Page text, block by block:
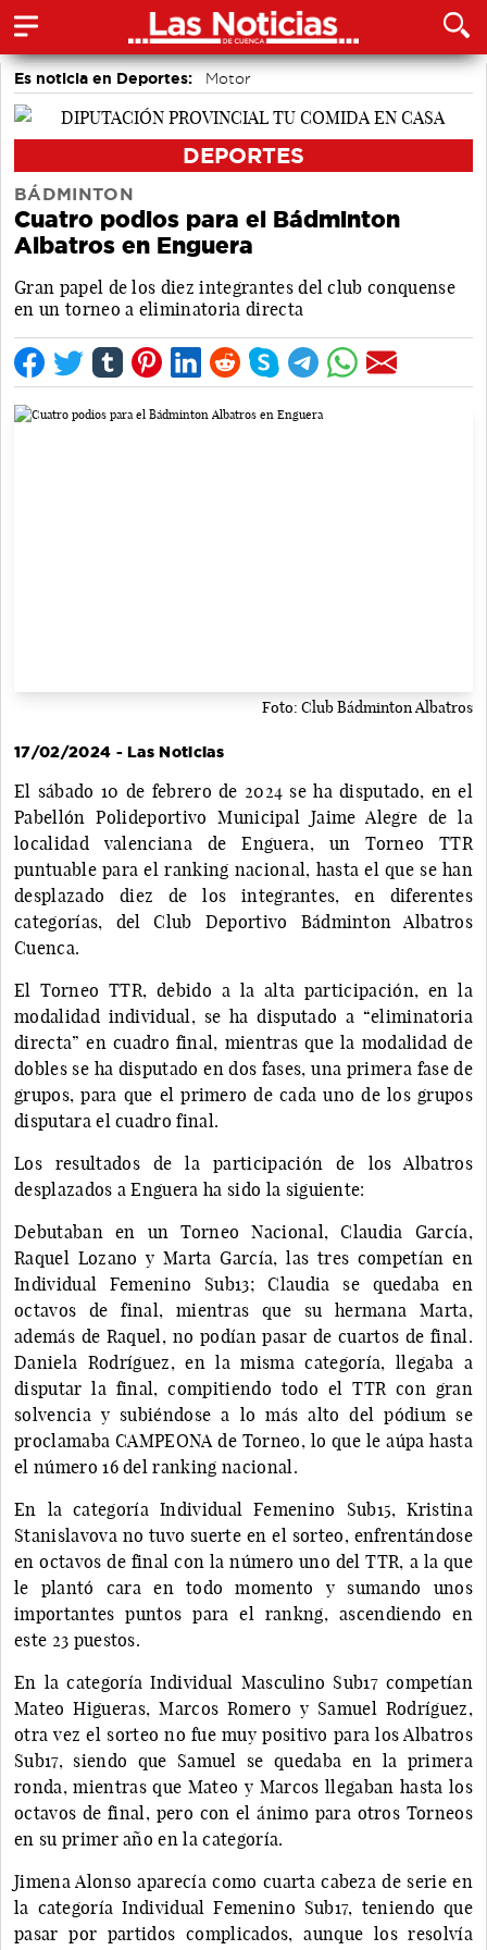
Es noticia en Deportes: Motor
DEPORTES
BÁDMINTON
Cuatro podios para el Bádminton
Albatros en Enguera
Gran papel de los diez integrantes del club conquense
en un torneo a eliminatoria directa
Foto: Club Bádminton Albatros
17/02/2024 - Las Noticias
El sábado 10 de febrero de 2024 se ha disputado, en el
Pabellón Polideportivo Municipal Jaime Alegre de la
localidad valenciana de Enguera, un Torneo TTR
puntuable para el ranking nacional, hasta el que se han
desplazado diez de los integrantes, en diferentes
categorías, del Club Deportivo Bádminton Albatros
Cuenca.
El Torneo TTR, debido a la alta participación, en la
modalidad individual, se ha disputado a “eliminatoria
directa” en cuadro final, mientras que la modalidad de
dobles se ha disputado en dos fases, una primera fase de
grupos, para que el primero de cada uno de los grupos
disputara el cuadro final.
Los resultados de la participación de los Albatros
desplazados a Enguera ha sido la siguiente:
Debutaban en un Torneo Nacional, Claudia García,
Raquel Lozano y Marta García, las tres competían en
Individual Femenino Sub13; Claudia se quedaba en
octavos de final, mientras que su hermana Marta,
además de Raquel, no podían pasar de cuartos de final.
Daniela Rodríguez, en la misma categoría, llegaba a
disputar la final, compitiendo todo el TTR con gran
solvencia y subiéndose a lo más alto del pódium se
proclamaba CAMPEONA de Torneo, lo que le aúpa hasta
el número 16 del ranking nacional.
En la categoría Individual Femenino Sub15, Kristina
Stanislavova no tuvo suerte en el sorteo, enfrentándose
en octavos de final con la número uno del TTR, a la que
le plantó cara en todo momento y sumando unos
importantes puntos para el rankng, ascendiendo en
este 23 puestos.
En la categoría Individual Masculino Sub17 competían
Mateo Higueras, Marcos Romero y Samuel Rodríguez,
otra vez el sorteo no fue muy positivo para los Albatros
Sub17, siendo que Samuel se quedaba en la primera
ronda, mientras que Mateo y Marcos llegaban hasta los
octavos de final, pero con el ánimo para otros Torneos
en su primer año en la categoría.
Jimena Alonso aparecía como cuarta cabeza de serie en
la categoría Individual Femenino Sub17, teniendo que
pasar por partidos complicados, aunque los resolvía